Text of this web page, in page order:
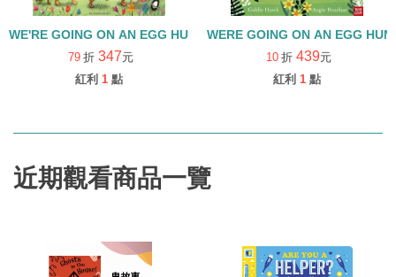
WE'RE GOING ON AN EGG HUNT/復活節/字母E學習繪本
79 折 347元
紅利 1 點
WERE GOING ON AN EGG
10 折 439元
紅利 1 點
近期觀看商品一覽